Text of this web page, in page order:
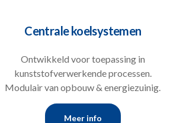
Centrale koelsystemen
Ontwikkeld voor toepassing in
kunststofverwerkende processen.
Modulair van opbouw & energiezuinig.
Meer info